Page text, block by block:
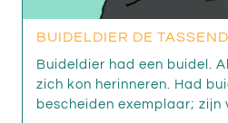
BUIDELDIER DE
Buideldier had een buidel.
zich kon herinneren. Had
bescheiden exemplaar; zijn